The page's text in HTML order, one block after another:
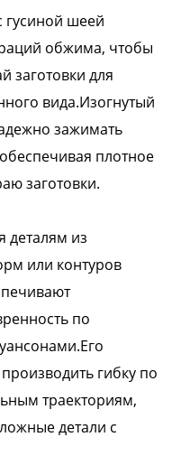
шеей
обжима, чтобы
заготовки для
вида.Изогнутый
зажимать
плотное
заготовки.
из
или контуров
по
гибку по
траекториям,
детали с